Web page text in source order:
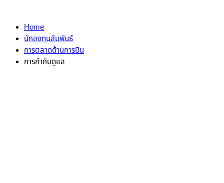
Home
นักลงทุนสัมพันธ์
การตลาดด้านการบิน
การกำกับดูแล